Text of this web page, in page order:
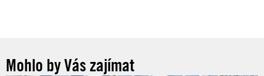
Mohlo by Vás zajímat